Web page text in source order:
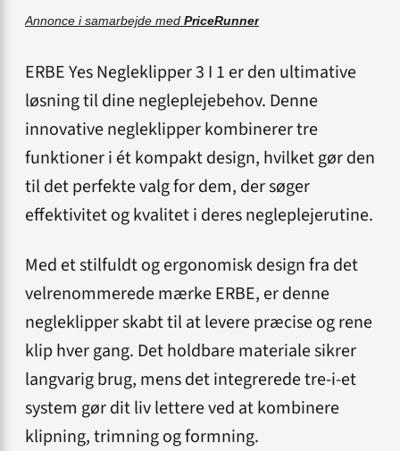
Annonce i samarbejde med PriceRunner
ERBE Yes Negleklipper 3 I 1 er den ultimative
løsning til dine negleplejebehov. Denne
innovative negleklipper kombinerer tre
funktioner i ét kompakt design, hvilket gør den
til det perfekte valg for dem, der søger
effektivitet og kvalitet i deres negleplejerutine.
Med et stilfuldt og ergonomisk design fra det
velrenommerede mærke ERBE, er denne
negleklipper skabt til at levere præcise og rene
klip hver gang. Det holdbare materiale sikrer
langvarig brug, mens det integrerede tre-i-et
system gør dit liv lettere ved at kombinere
klipning, trimning og formning.